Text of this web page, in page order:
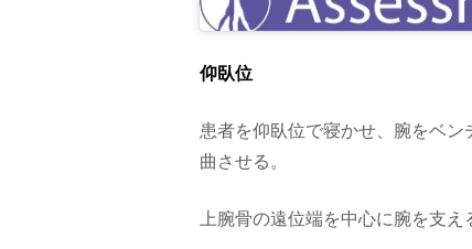
仰臥位
患者を仰臥位で寝かせ、腕をベ
曲させる。
上腕骨の遠位端を中心に腕を支